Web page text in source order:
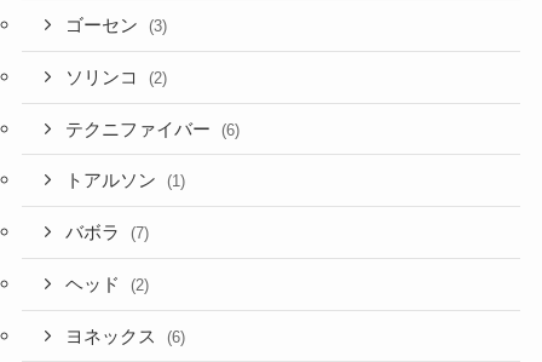
ゴーセン (3)
ソリンコ (2)
テクニファイバー (6)
トアルソン (1)
バボラ (7)
ヘッド (2)
ヨネックス (6)